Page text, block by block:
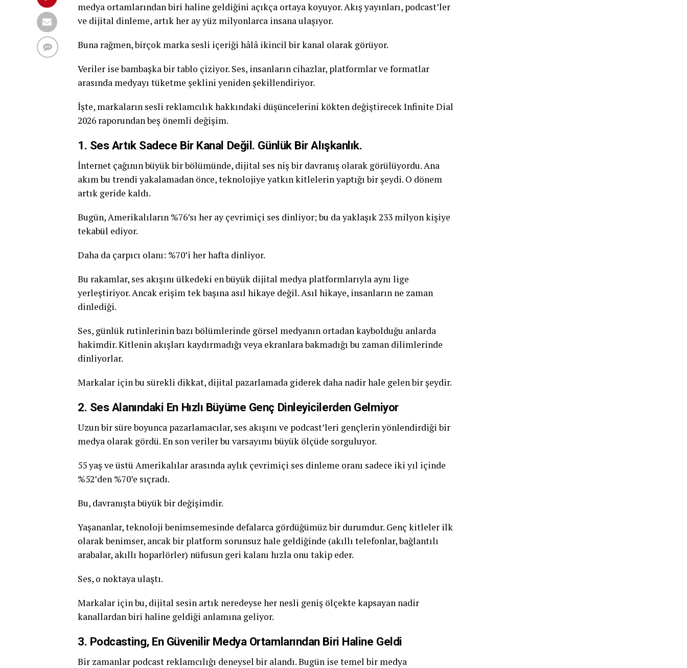
medya ortamlarından biri haline geldiğini açıkça ortaya koyuyor. Akış yayınları, podcast’ler
ve dijital dinleme, artık her ay yüz milyonlarca insana ulaşıyor.
Buna rağmen, birçok marka sesli içeriği hâlâ ikincil bir kanal olarak görüyor.
Veriler ise bambaşka bir tablo çiziyor. Ses, insanların cihazlar, platformlar ve formatlar
arasında medyayı tüketme şeklini yeniden şekillendiriyor.
İşte, markaların sesli reklamcılık hakkındaki düşüncelerini kökten değiştirecek Infinite Dial
2026 raporundan beş önemli değişim.
1. Ses Artık Sadece Bir Kanal Değil. Günlük Bir Alışkanlık.
İnternet çağının büyük bir bölümünde, dijital ses niş bir davranış olarak görülüyordu. Ana
akım bu trendi yakalamadan önce, teknolojiye yatkın kitlelerin yaptığı bir şeydi. O dönem
artık geride kaldı.
Bugün, Amerikalıların %76’sı her ay çevrimiçi ses dinliyor; bu da yaklaşık 233 milyon kişiye
tekabül ediyor.
Daha da çarpıcı olanı: %70’i her hafta dinliyor.
Bu rakamlar, ses akışını ülkedeki en büyük dijital medya platformlarıyla aynı lige
yerleştiriyor. Ancak erişim tek başına asıl hikaye değil. Asıl hikaye, insanların ne zaman
dinlediği.
Ses, günlük rutinlerinin bazı bölümlerinde görsel medyanın ortadan kaybolduğu anlarda
hakimdir. Kitlenin akışları kaydırmadığı veya ekranlara bakmadığı bu zaman dilimlerinde
dinliyorlar.
Markalar için bu sürekli dikkat, dijital pazarlamada giderek daha nadir hale gelen bir şeydir.
2. Ses Alanındaki En Hızlı Büyüme Genç Dinleyicilerden Gelmiyor
Uzun bir süre boyunca pazarlamacılar, ses akışını ve podcast’leri gençlerin yönlendirdiği bir
medya olarak gördü. En son veriler bu varsayımı büyük ölçüde sorguluyor.
55 yaş ve üstü Amerikalılar arasında aylık çevrimiçi ses dinleme oranı sadece iki yıl içinde
%52’den %70’e sıçradı.
Bu, davranışta büyük bir değişimdir.
Yaşananlar, teknoloji benimsemesinde defalarca gördüğümüz bir durumdur. Genç kitleler ilk
olarak benimser, ancak bir platform sorunsuz hale geldiğinde (akıllı telefonlar, bağlantılı
arabalar, akıllı hoparlörler) nüfusun geri kalanı hızla onu takip eder.
Ses, o noktaya ulaştı.
Markalar için bu, dijital sesin artık neredeyse her nesli geniş ölçekte kapsayan nadir
kanallardan biri haline geldiği anlamına geliyor.
3. Podcasting, En Güvenilir Medya Ortamlarından Biri Haline Geldi
Bir zamanlar podcast reklamcılığı deneysel bir alandı. Bugün ise temel bir medya